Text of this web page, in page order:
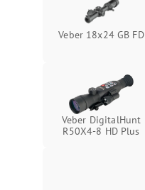
Veber 18x24 GB FD
Veber DigitalHunt
R50X4-8 HD Plus